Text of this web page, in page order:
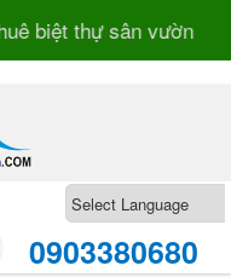
biệt thự sân vườn số
0903380680